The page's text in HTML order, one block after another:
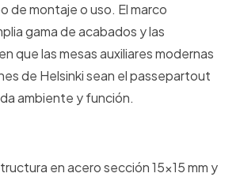
de montaje o uso. El marco
gama de acabados y las
que las mesas auxiliares modernas
de Helsinki sean el passepartout
ambiente y función.
en acero sección 15x15 mm y